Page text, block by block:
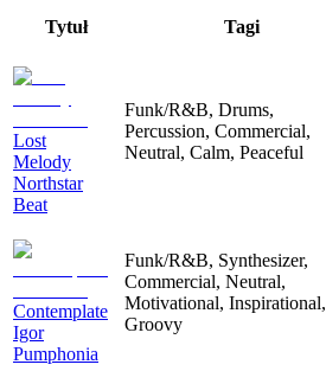
Tytuł Tagi
Lost
Melody
Northstar
Beat
Funk/R&B, Drums,
Percussion, Commercial,
Neutral, Calm, Peaceful
Contemplate
Igor
Pumphonia
Funk/R&B, Synthesizer,
Commercial, Neutral,
Motivational, Inspirational,
Groovy